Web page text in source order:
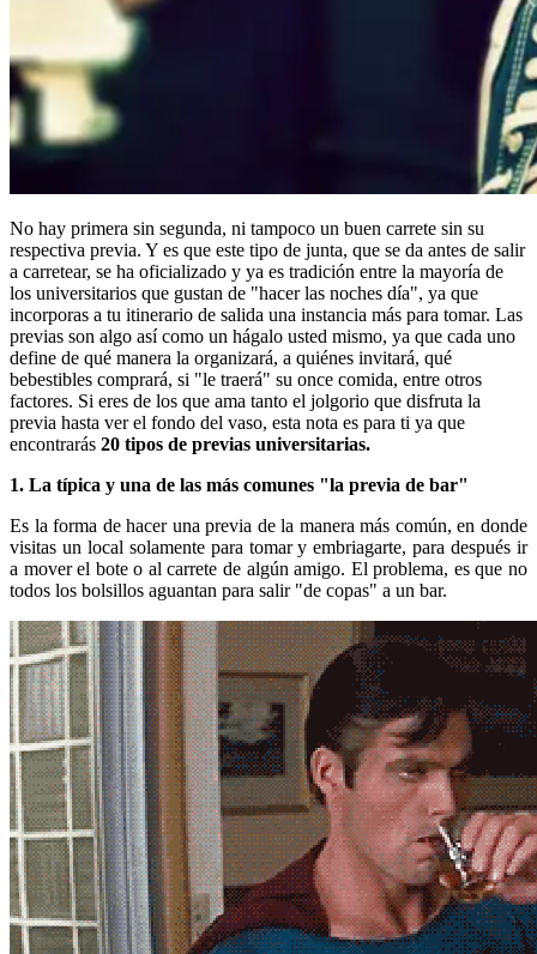
No hay primera sin segunda, ni tampoco un buen carrete sin su
respectiva previa. Y es que este tipo de junta, que se da antes de salir
a carretear, se ha oficializado y ya es tradición entre la mayoría de
los universitarios que gustan de "hacer las noches día", ya que
incorporas a tu itinerario de salida una instancia más para tomar. Las
previas son algo así como un hágalo usted mismo, ya que cada uno
define de qué manera la organizará, a quiénes invitará, qué
bebestibles comprará, si "le traerá" su once comida, entre otros
factores. Si eres de los que ama tanto el jolgorio que disfruta la
previa hasta ver el fondo del vaso, esta nota es para ti ya que
encontrarás 20 tipos de previas universitarias.
1. La típica y una de las más comunes "la previa de bar"
Es la forma de hacer una previa de la manera más común, en donde
visitas un local solamente para tomar y embriagarte, para después ir
a mover el bote o al carrete de algún amigo. El problema, es que no
todos los bolsillos aguantan para salir "de copas" a un bar.